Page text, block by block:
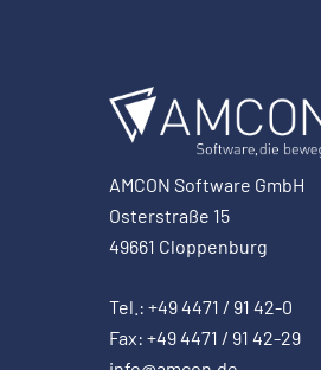
AMCON Software GmbH
Osterstraße 15
49661 Cloppenburg
Tel.: +49 4471 / 91 42-0
Fax: +49 4471 / 91 42-29